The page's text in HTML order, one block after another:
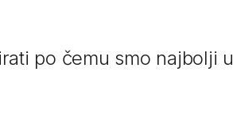
po čemu smo najbolji u